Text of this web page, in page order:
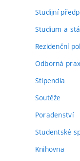
Studijní
Studium a
Rezidenční
Odborná
Stipendia
Soutěže
Poradenství
Studentské
Knihovna